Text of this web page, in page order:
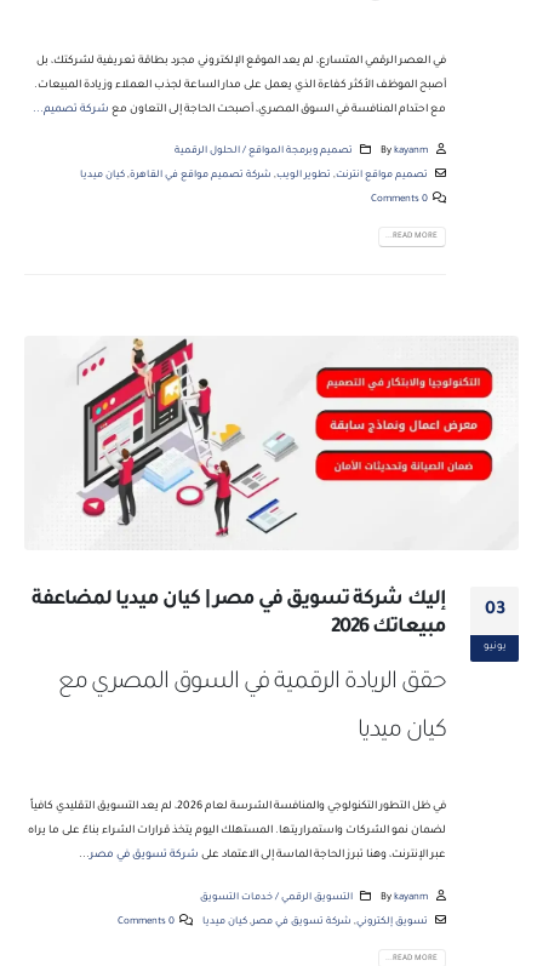
في العصر الرقمي المتسارع، لم يعد الموقع الإلكتروني مجرد بطاقة تعريفية لشركتك، بل
أصبح الموظف الأكثر كفاءة الذي يعمل على مدار الساعة لجذب العملاء وزيادة المبيعات.
مع احتدام المنافسة في السوق المصري، أصبحت الحاجة إلى التعاون مع شركة تصميم...
By kayanm تصميم وبرمجة المواقع / الحلول الرقمية
تصميم مواقع انترنت, تطوير الويب, شركة تصميم مواقع في القاهرة, كيان ميديا
0 Comments
READ MORE...
03
يونيو
إليك شركة تسويق في مصر | كيان ميديا لمضاعفة
مبيعاتك 2026
حقق الريادة الرقمية في السوق المصري مع
كيان ميديا
في ظل التطور التكنولوجي والمنافسة الشرسة لعام 2026، لم يعد التسويق التقليدي كافياً
لضمان نمو الشركات واستمراريتها. المستهلك اليوم يتخذ قرارات الشراء بناءً على ما يراه
عبر الإنترنت، وهنا تبرز الحاجة الماسة إلى الاعتماد على شركة تسويق في مصر...
By kayanm التسويق الرقمي / خدمات التسويق
تسويق إلكتروني, شركة تسويق في مصر, كيان ميديا 0 Comments
READ MORE...